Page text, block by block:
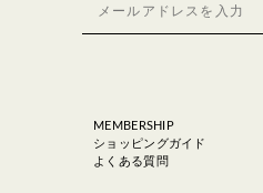
MEMBERSHIP
ショッピングガイド
よくある質問